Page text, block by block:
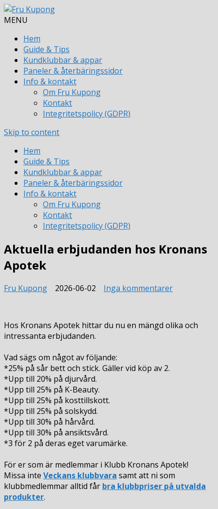
MENU
Hem
Guide & Tips
Kundklubbar & appar
Paneler & återbäringssidor
Info & kontakt
Om Fru Kupong
Kontakt
Integritetspolicy (GDPR)
Skip to content
Hem
Guide & Tips
Kundklubbar & appar
Paneler & återbäringssidor
Info & kontakt
Om Fru Kupong
Kontakt
Integritetspolicy (GDPR)
Aktuella erbjudanden hos Kronans
Apotek
Fru Kupong 2026-06-02 Inga kommentarertill
hos
Kronans
Hos Kronans Apotek hittar du nu en mängd olika och
intressanta erbjudanden.
Vad sägs om något av följande:
*25% på sår bett och stick. Gäller vid köp av 2.
*Upp till 20% på djurvård.
*Upp till 25% på K-Beauty.
*Upp till 25% på kosttillskott.
*Upp till 25% på solskydd.
*Upp till 30% på hårvård.
*Upp till 30% på ansiktsvård.
*3 för 2 på deras eget varumärke.
För er som är medlemmar i Klubb Kronans Apotek!
Missa inte Veckans klubbvara samt att ni som
klubbmedlemmar alltid får bra klubbpriser på utvalda
produkter.